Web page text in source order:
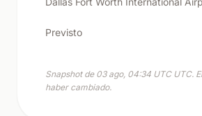
Previsto
Snapshot de 03 ago, 04:34 UTC UTC.
haber cambiado.